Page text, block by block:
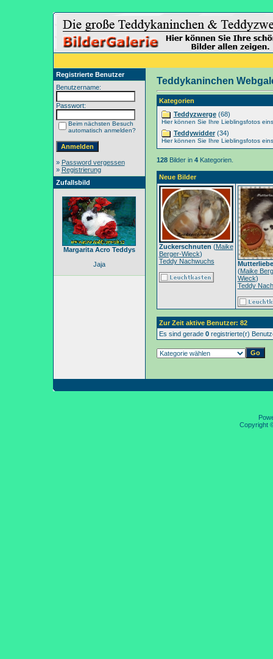
Registrierte Benutzer
Benutzername:
Passwort:
Beim nächsten Besuch
automatisch anmelden?
» Password vergessen
» Registrierung
Zufallsbild
Margarita Acro Teddys
Jaja
Teddykaninchen
Kategorien
Teddyzwerge(68)
Hier können Sie Ihre Lieblingsfotos
Teddywidder(34)
Hier können Sie Ihre Lieblingsfotos
128Bilder in 4Kategorien.
Neue Bilder
Zuckerschnuten (Maike
Berger-Wieck)
Teddy Nachwuchs
Mutterliebe
(Maike
Wieck)
Teddy
Zur Zeit aktive Benutzer: 82
Es sind gerade 0registrierte(r)
Copyright